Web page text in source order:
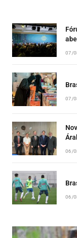
EPISODE
07/
07/
06/
06/